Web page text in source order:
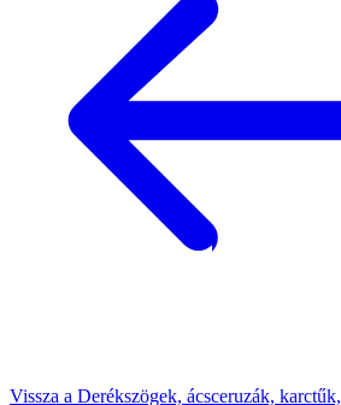
Vissza a Derékszögek, ácsceruzák,